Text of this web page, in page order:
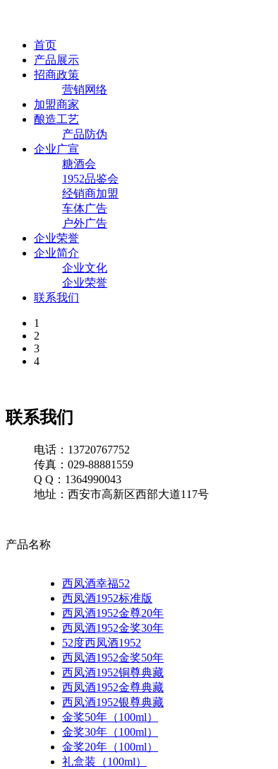
首页
产品展示
招商政策
营销网络
加盟商家
酿造工艺
产品防伪
企业广宣
糖酒会
1952品鉴会
经销商加盟
车体广告
户外广告
企业荣誉
企业简介
企业文化
企业荣誉
联系我们
1
2
3
4
联系我们
电话：13720767752
传真：029-88881559
Q Q：1364990043
地址：西安市高新区西部大道117号
产品名称
西凤酒幸福52
西凤酒1952标准版
西凤酒1952金尊20年
西凤酒1952金奖30年
52度西凤酒1952
西凤酒1952金奖50年
西凤酒1952铜尊典藏
西凤酒1952金尊典藏
西凤酒1952银尊典藏
金奖50年（100ml）
金奖30年（100ml）
金奖20年（100ml）
礼盒装（100ml）